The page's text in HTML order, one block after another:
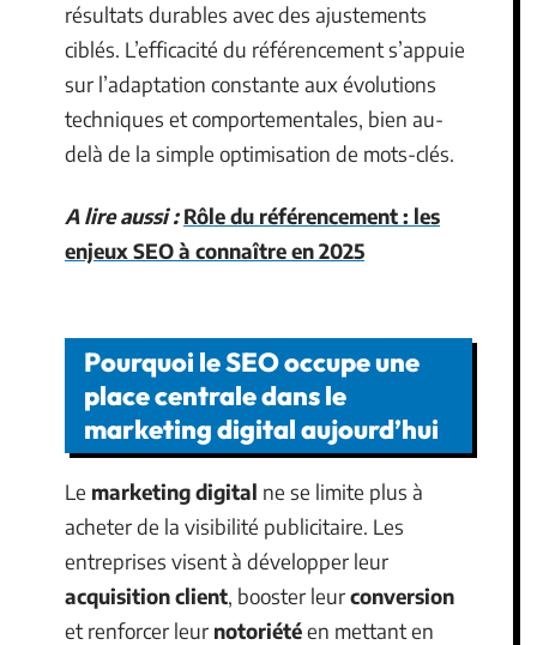
résultats durables avec des ajustements
ciblés. L’efficacité du référencement s’appuie
sur l’adaptation constante aux évolutions
techniques et comportementales, bien au-
delà de la simple optimisation de mots-clés.
A lire aussi : Rôle du référencement : les
enjeux SEO à connaître en 2025
Pourquoi le SEO occupe une
place centrale dans le
marketing digital aujourd’hui
Le marketing digital ne se limite plus à
acheter de la visibilité publicitaire. Les
entreprises visent à développer leur
acquisition client, booster leurconversion
et renforcer leur notoriétéen mettant en